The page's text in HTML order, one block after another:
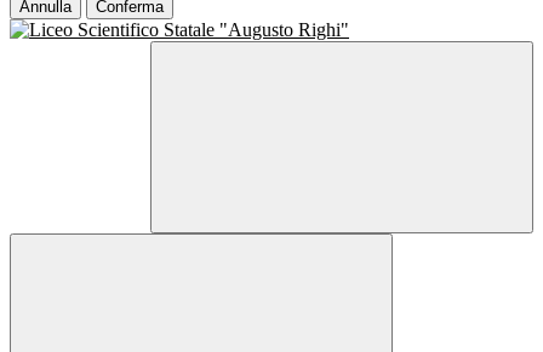
Annulla Conferma